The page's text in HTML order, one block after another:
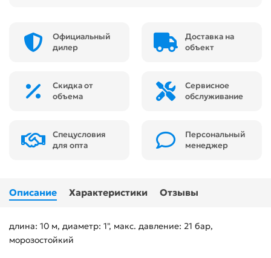
Официальный
дилер
Доставка на
объект
Скидка от
объема
Сервисное
обслуживание
Спецусловия
для опта
Персональный
менеджер
Описание Характеристики Отзывы
длина: 10 м, диаметр: 1", макс. давление: 21 бар,
морозостойкий